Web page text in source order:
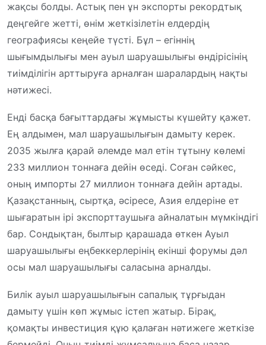
жақсы болды. Астық пен ұн экспорты рекордтық
деңгейге жетті, өнім жеткізілетін елдердің
географиясы кеңейе түсті. Бұл – егіннің
шығымдылығы мен ауыл шаруашылығы өндірісінің
тиімділігін арттыруға арналған шаралардың нақты
нәтижесі.
Енді басқа бағыттардағы жұмысты күшейту қажет.
Ең алдымен, мал шаруашылығын дамыту керек.
2035 жылға қарай әлемде мал етін тұтыну көлемі
233 миллион тоннаға дейін өседі. Соған сәйкес,
оның импорты 27 миллион тоннаға дейін артады.
Қазақстанның, сыртқа, әсіресе, Азия елдеріне ет
шығаратын ірі экспорттаушыға айналатын мүмкіндігі
бар. Сондықтан, былтыр қарашада өткен Ауыл
шаруашылығы еңбеккерлерінің екінші форумы дәл
осы мал шаруашылығы саласына арналды.
Билік ауыл шаруашылығын сапалық тұрғыдан
дамыту үшін көп жұмыс істеп жатыр. Бірақ,
қомақты инвестиция құю қалаған нәтижеге жеткізе